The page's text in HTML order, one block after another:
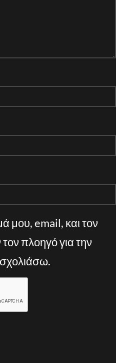
μου, email, και τον
πλοηγό για την